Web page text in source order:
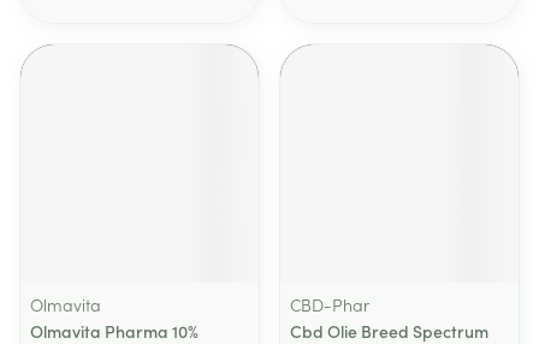
Olmavita
Olmavita Pharma 10%
CBD-Phar
Cbd Olie Breed Spectrum